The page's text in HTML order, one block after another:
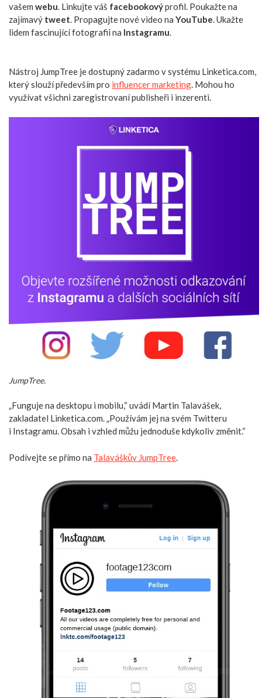
vašem webu. Linkujte váš facebookovýprofil. Poukažte na
zajímavý tweet. Propagujte nové video na YouTube. Ukažte
lidem fascinující fotografii na Instagramu.
Nástroj JumpTree je dostupný zadarmo v systému Linketica.com,
který slouží především pro influencer marketing. Mohou ho
využívat všichni zaregistrovaní publisheři i inzerenti.
JumpTree.
„Funguje na desktopu i mobilu,“ uvádí Martin Talavášek,
zakladatel Linketica.com. „Používám jej na svém Twitteru
i Instagramu. Obsah i vzhled můžu jednoduše kdykoliv změnit.“
Podívejte se přímo na Talaváškův JumpTree.